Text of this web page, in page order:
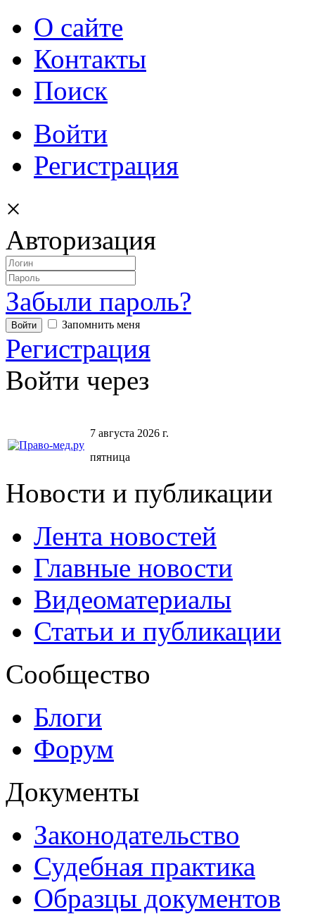
О сайте
Контакты
Поиск
Войти
Регистрация
×
Авторизация
Забыли пароль?
Запомнить меня
Регистрация
Войти через
7 августа 2026 г.
пятница
Новости и публикации
Лента новостей
Главные новости
Видеоматериалы
Статьи и публикации
Сообщество
Блоги
Форум
Документы
Законодательство
Судебная практика
Образцы документов